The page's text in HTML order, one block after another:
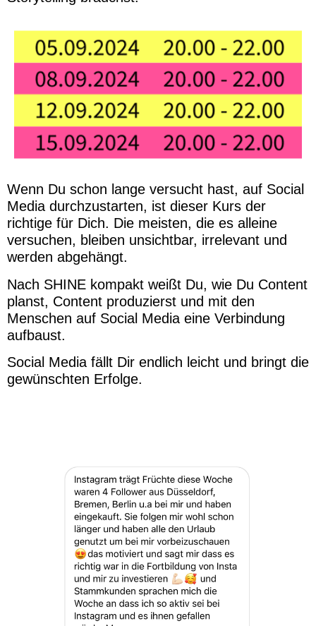
Wenn Du schon lange versucht hast, auf Social
Media durchzustarten, ist dieser Kurs der
richtige für Dich. Die meisten, die es alleine
versuchen, bleiben unsichtbar, irrelevant und
werden abgehängt.
Nach SHINE kompakt weißt Du, wie Du Content
planst, Content produzierst und mit den
Menschen auf Social Media eine Verbindung
aufbaust.
Social Media fällt Dir endlich leicht und bringt die
gewünschten Erfolge.